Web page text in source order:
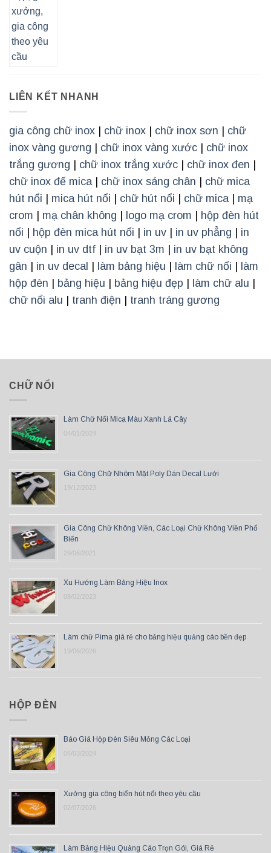
LIÊN KẾT NHANH
gia công chữ inox | chữ inox | chữ inox sơn | chữ
inox vàng gương | chữ inox vàng xước | chữ inox
trắng gương | chữ inox trắng xước | chữ inox đen |
chữ inox đế mica | chữ inox sáng chân | chữ mica
hút nổi | mica hút nổi | chữ hút nổi | chữ mica | mạ
crom | mạ chân không | logo mạ crom | hộp đèn hút
nổi | hộp đèn mica hút nổi | in uv | in uv phẳng | in
uv cuộn | in uv dtf | in uv bạt 3m | in uv bạt không
gân | in uv decal | làm bảng hiệu | làm chữ nổi | làm
hộp đèn | bảng hiệu | bảng hiệu đẹp | làm chữ alu |
chữ nổi alu | tranh điện | tranh tráng gương
CHỮ NỔI
Làm Chữ Nổi Mica Màu Xanh Lá Cây
04/01/2024
Gia Công Chữ Nhôm Mặt Poly Dán Decal Lưới
19/12/2023
Gia Công Chữ Không Viền, Các Loại Chữ Không Viền Phổ
Biến
29/06/2021
Xu Hướng Làm Bảng Hiệu Inox
08/02/2023
Làm chữ Pima giá rẻ cho bảng hiệu quảng cáo bền đẹp
19/06/2026
HỘP ĐÈN
Báo Giá Hộp Đèn Siêu Mỏng Các Loại
06/03/2024
Xưởng gia công biển hút nổi theo yêu cầu
02/07/2026
Làm Bảng Hiệu Quảng Cáo Trọn Gói, Giá Rẻ